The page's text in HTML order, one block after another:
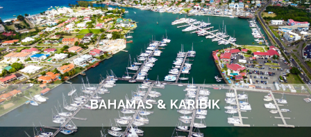
BAHAMAS & KARIBIK